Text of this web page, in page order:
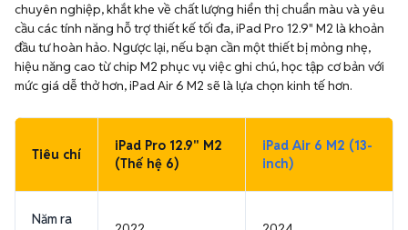
chuyên nghiệp, khắt khe về chất lượng hiển thị chuẩn màu và yêu
cầu các tính năng hỗ trợ thiết kế tối đa, iPad Pro 12.9" M2 là khoản
đầu tư hoàn hảo. Ngược lại, nếu bạn cần một thiết bị mỏng nhẹ,
hiệu năng cao từ chip M2 phục vụ việc ghi chú, học tập cơ bản với
mức giá dễ thở hơn, iPad Air 6 M2 sẽ là lựa chọn kinh tế hơn.
Tiêu chí
iPad Pro 12.9" M2
(Thế hệ 6)
iPad Air 6 M2 (13-
inch)
Năm ra